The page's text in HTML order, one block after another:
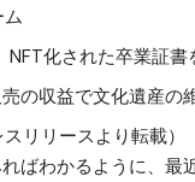
NFT化された卒業証書
の収益で文化遺産の
リリースより転載）
ばわかるように、最